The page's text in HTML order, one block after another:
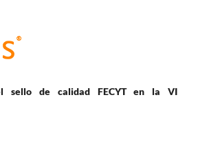
sello de calidad FECYT en la VI